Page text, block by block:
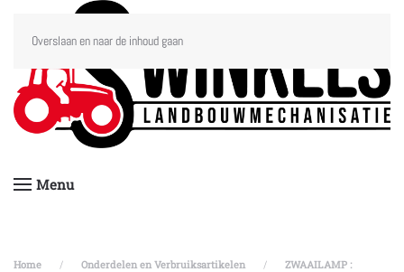
Overslaan en naar de inhoud gaan
Menu
Home Onderdelen en Verbruiksartikelen
ZWAAILAMP :